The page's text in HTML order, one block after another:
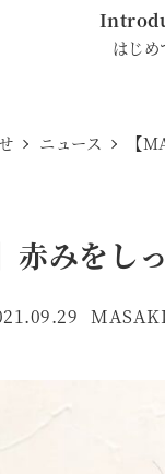
はじめ
ニュース 【
赤みをし
著